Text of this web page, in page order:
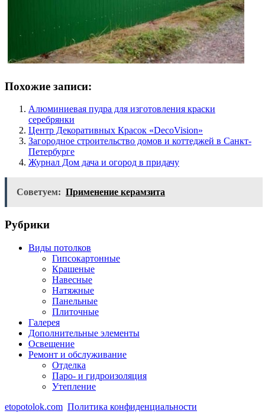
Похожие записи:
Алюминиевая пудра для изготовления краски
серебрянки
Центр Декоративных Красок «DecoVision»
Загородное строительство домов и коттеджей в Санкт-
Петербурге
Журнал Дом дача и огород в придачу
Советуем: Применение керамзита
Рубрики
Виды потолков
Гипсокартонные
Крашеные
Навесные
Натяжные
Панельные
Плиточные
Галерея
Дополнительные элементы
Освещение
Ремонт и обслуживание
Отделка
Паро- и гидроизоляция
Утепление
etopotolok.com Политика конфиденциальности